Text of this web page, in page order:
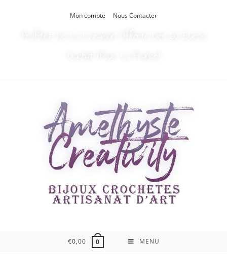
Mon compte Nous Contacter
€0,00 0 MENU